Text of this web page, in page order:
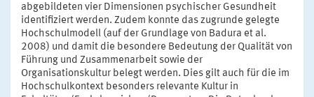
abgebildeten vier Dimensionen psychischer Gesundheit
identifiziert werden. Zudem konnte das zugrunde gelegte
Hochschulmodell (auf der Grundlage von Badura et al.
2008) und damit die besondere Bedeutung der Qualität von
Führung und Zusammenarbeit sowie der
Organisationskultur belegt werden. Dies gilt auch für die im
Hochschulkontext besonders relevante Kultur in